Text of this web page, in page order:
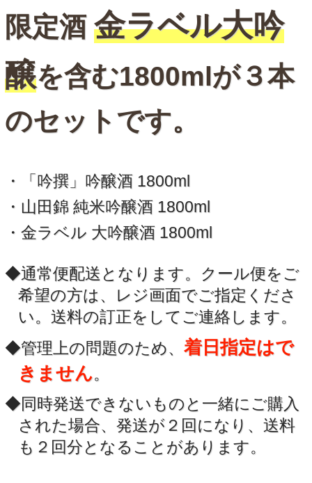
限定酒 金ラベル大吟
醸を含む1800mlが３本
のセットです。
・「吟撰」吟醸酒 1800ml
・山田錦 純米吟醸酒 1800ml
・金ラベル 大吟醸酒 1800ml
◆通常便配送となります。クール便をご
希望の方は、レジ画面でご指定くださ
い。送料の訂正をしてご連絡します。
◆管理上の問題のため、 着日指定はで
きません。
◆同時発送できないものと一緒にご購入
された場合、発送が２回になり、送料
も２回分となることがあります。